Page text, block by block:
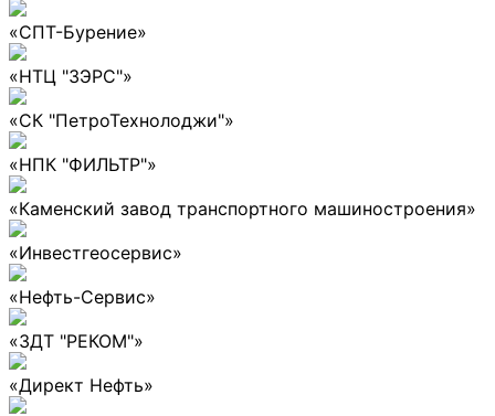
«СПТ-Бурение»
«НТЦ "ЗЭРС"»
«СК "ПетроТехнолоджи"»
«НПК "ФИЛЬТР"»
«Каменский завод транспортного машиностроения»
«Инвестгеосервис»
«Нефть-Сервис»
«ЗДТ "РЕКОМ"»
«Директ Нефть»